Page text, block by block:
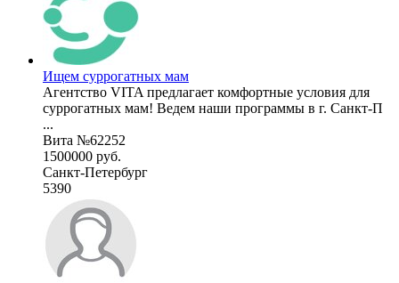
Ищем суррогатных мам
Агентство VITA предлагает комфортные условия для
суррогатных мам! Ведем наши программы в г. Санкт-П
...
Вита №62252
1500000 руб.
Санкт-Петербург
5390